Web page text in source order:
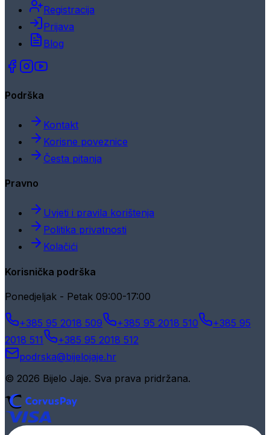
Registracija
Prijava
Blog
Podrška
Kontakt
Korisne poveznice
Česta pitanja
Pravno
Uvjeti i pravila korištenja
Politika privatnosti
Kolačići
Korisnička podrška
Ponedjeljak - Petak 09:00-17:00
+385 95 2018 509 +385 95 2018 510
+385 95
2018 511
+385 95 2018 512
podrska@bijelojaje.hr
© 2026 Bijelo Jaje. Sva prava pridržana.